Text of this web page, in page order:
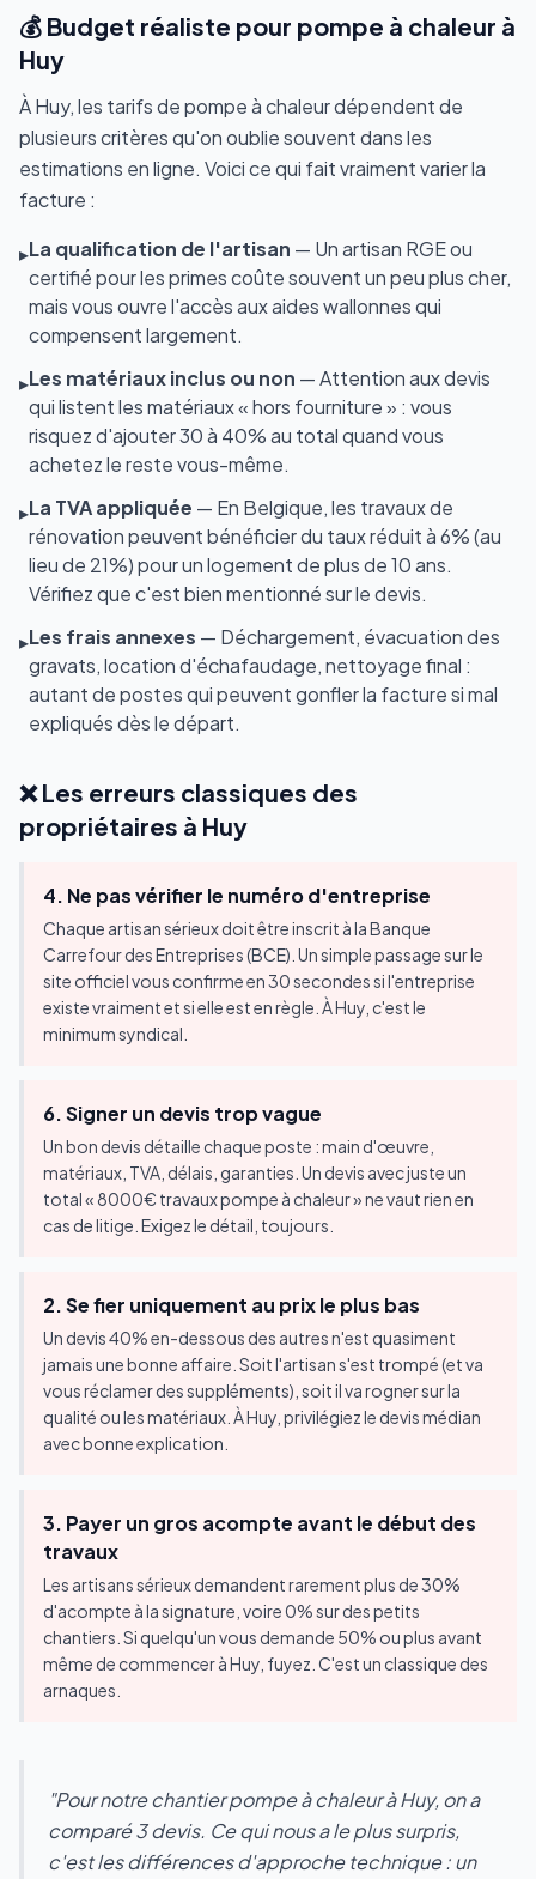
💰 Budget réaliste pour pompe à chaleur à
Huy
À Huy, les tarifs de pompe à chaleur dépendent de
plusieurs critères qu'on oublie souvent dans les
estimations en ligne. Voici ce qui fait vraiment varier la
facture :
▸La qualification de l'artisan — Un artisan RGE ou
certifié pour les primes coûte souvent un peu plus cher,
mais vous ouvre l'accès aux aides wallonnes qui
compensent largement.
▸Les matériaux inclus ou non — Attention aux devis
qui listent les matériaux « hors fourniture » : vous
risquez d'ajouter 30 à 40% au total quand vous
achetez le reste vous-même.
▸La TVA appliquée — En Belgique, les travaux de
rénovation peuvent bénéficier du taux réduit à 6% (au
lieu de 21%) pour un logement de plus de 10 ans.
Vérifiez que c'est bien mentionné sur le devis.
▸Les frais annexes — Déchargement, évacuation des
gravats, location d'échafaudage, nettoyage final :
autant de postes qui peuvent gonfler la facture si mal
expliqués dès le départ.
❌ Les erreurs classiques des
propriétaires à Huy
4. Ne pas vérifier le numéro d'entreprise
Chaque artisan sérieux doit être inscrit à la Banque
Carrefour des Entreprises (BCE). Un simple passage sur le
site officiel vous confirme en 30 secondes si l'entreprise
existe vraiment et si elle est en règle. À Huy, c'est le
minimum syndical.
6. Signer un devis trop vague
Un bon devis détaille chaque poste : main d'œuvre,
matériaux, TVA, délais, garanties. Un devis avec juste un
total « 8000€ travaux pompe à chaleur » ne vaut rien en
cas de litige. Exigez le détail, toujours.
2. Se fier uniquement au prix le plus bas
Un devis 40% en-dessous des autres n'est quasiment
jamais une bonne affaire. Soit l'artisan s'est trompé (et va
vous réclamer des suppléments), soit il va rogner sur la
qualité ou les matériaux. À Huy, privilégiez le devis médian
avec bonne explication.
3. Payer un gros acompte avant le début des
travaux
Les artisans sérieux demandent rarement plus de 30%
d'acompte à la signature, voire 0% sur des petits
chantiers. Si quelqu'un vous demande 50% ou plus avant
même de commencer à Huy, fuyez. C'est un classique des
arnaques.
"Pour notre chantier pompe à chaleur à Huy, on a
comparé 3 devis. Ce qui nous a le plus surpris,
c'est les différences d'approche technique : un